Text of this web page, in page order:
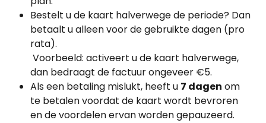
Bestelt u de kaart halverwege de periode? Dan
betaalt u alleen voor de gebruikte dagen (pro
rata).
dan bedraagt de factuur ongeveer €5.
Als een betaling mislukt, heeft u 7 dagen om
te betalen voordat de kaart wordt bevroren
en de voordelen ervan worden gepauzeerd.